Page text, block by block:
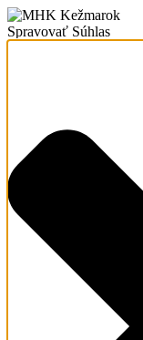
Spravovať Súhlas